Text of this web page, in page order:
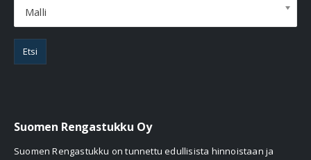
Malli
Etsi
Suomen Rengastukku Oy
Suomen Rengastukku on tunnettu edullisista hinnoistaan ja